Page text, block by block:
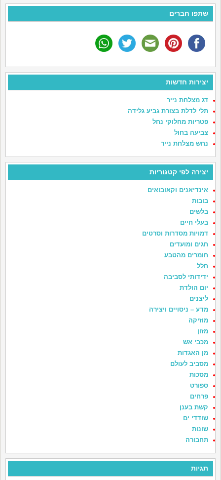
שתפו חברים
יצירות חדשות
דג מצלחת נייר
תלי לדלת בצורת גביע גלידה
פטריות מחלוקי נחל
צביעה בחול
נחש מצלחת נייר
יצירה לפי קטגוריות
אינדיאנים וקאובואים
בובות
בלשים
בעלי חיים
דמויות מסדרות וסרטים
חגים ומועדים
חומרים מהטבע
חלל
ידידותי לסביבה
יום הולדת
ליצנים
מדע – ניסויים ויצירה
מוזיקה
מזון
מכבי אש
מן האגדות
מסביב לעולם
מסכות
ספורט
פרחים
קשת בענן
שודדי ים
שונות
תחבורה
תגיות